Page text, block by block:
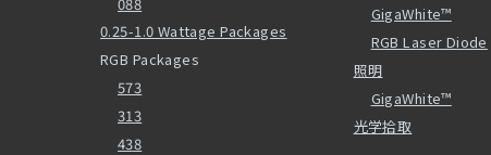
0.25-1.0 Wattage Packages
RGB Packages
573
313
438
GigaWhite™
RGB Laser Diode
照明
GigaWhite™
光学拾取